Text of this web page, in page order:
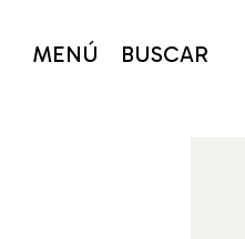
MENÚ BUSCAR